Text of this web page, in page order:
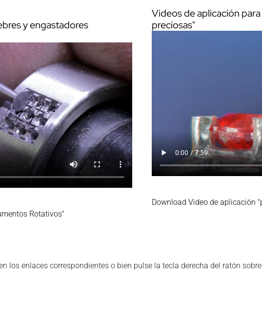
y engastadores
Rotativos"
Videos de aplicación
preciosas"
Download Video de aplicación
los enlaces correspondientes o bien pulse la tecla derecha del ratón